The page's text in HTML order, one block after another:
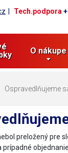
Tech.podpora
O nákupe
Ospravedlňujeme
preložený pre
prípadné